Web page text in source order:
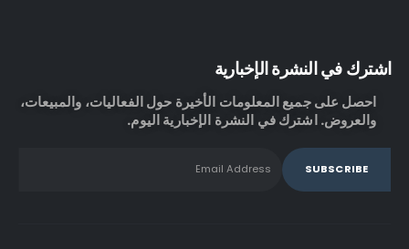
اشترك في النشرة الإخبارية
احصل على جميع المعلومات الأخيرة حول الفعاليات، والمبيعات،
والعروض. اشترك في النشرة الإخبارية اليوم.